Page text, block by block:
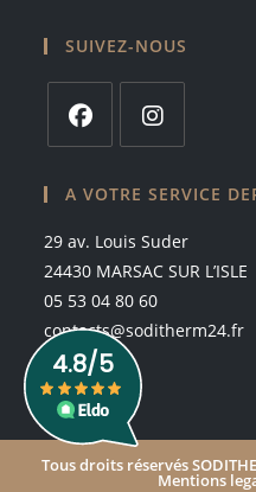
SUIVEZ-NOUS
dans
nouvel
onglet
dans
nouvel
onglet
A VOTRE SERVICE
29 av. Louis Suder
24430 MARSAC SUR L’ISLE
05 53 04 80 60
contacts@soditherm24.fr
Tous droits réservés
Mentions